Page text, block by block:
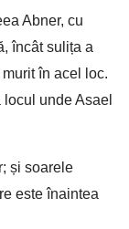
Abner, cu
încât sulița a
în acel loc.
unde Asael
și soarele
este înaintea